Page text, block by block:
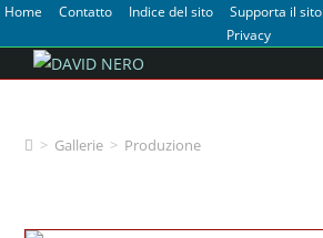
Home Contatto Indice del sito Supporta il sito
Privacy
> Gallerie > Produzione